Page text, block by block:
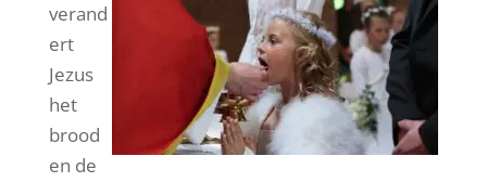
verand
ert
Jezus
het
brood
en de